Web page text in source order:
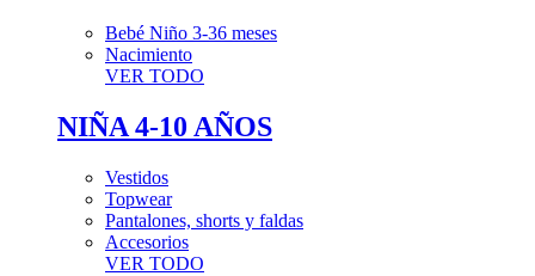
Bebé Niño 3-36 meses
Nacimiento
VER TODO
NIÑA 4-10 AÑOS
Vestidos
Topwear
Pantalones, shorts y faldas
Accesorios
VER TODO